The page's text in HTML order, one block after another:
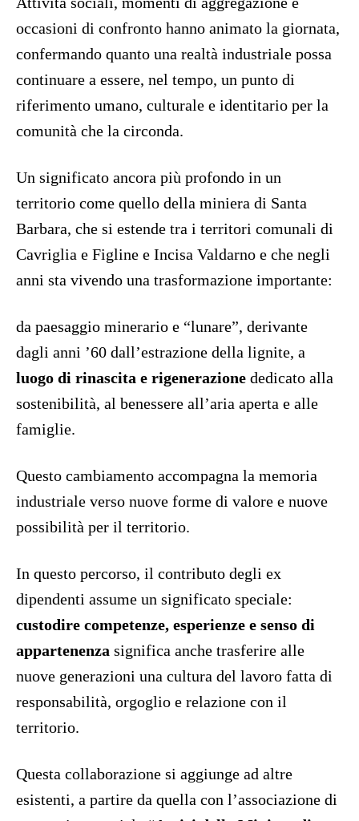
occasioni di confronto hanno animato la giornata,
confermando quanto una realtà industriale possa
continuare a essere, nel tempo, un punto di
riferimento umano, culturale e identitario per la
comunità che la circonda.
Un significato ancora più profondo in un
territorio come quello della miniera di Santa
Barbara, che si estende tra i territori comunali di
Cavriglia e Figline e Incisa Valdarno e che negli
anni sta vivendo una trasformazione importante:
da paesaggio minerario e “lunare”, derivante
dagli anni ’60 dall’estrazione della lignite, a
luogo di rinascita e rigenerazione dedicato alla
sostenibilità, al benessere all’aria aperta e alle
famiglie.
Questo cambiamento accompagna la memoria
industriale verso nuove forme di valore e nuove
possibilità per il territorio.
In questo percorso, il contributo degli ex
dipendenti assume un significato speciale:
custodire competenze, esperienze e senso di
appartenenza significa anche trasferire alle
nuove generazioni una cultura del lavoro fatta di
responsabilità, orgoglio e relazione con il
territorio.
Questa collaborazione si aggiunge ad altre
esistenti, a partire da quella con l’associazione di